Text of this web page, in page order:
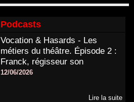
Podcasts
Vocation & Hasards - Les
métiers du théâtre. Épisode 2 :
Franck, régisseur son
12/06/2026
Lire la suite